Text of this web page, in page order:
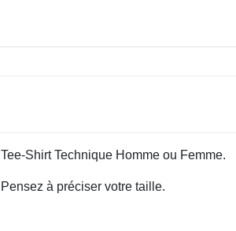
Tee-Shirt Technique Homme ou Femme.
Pensez à préciser votre taille.